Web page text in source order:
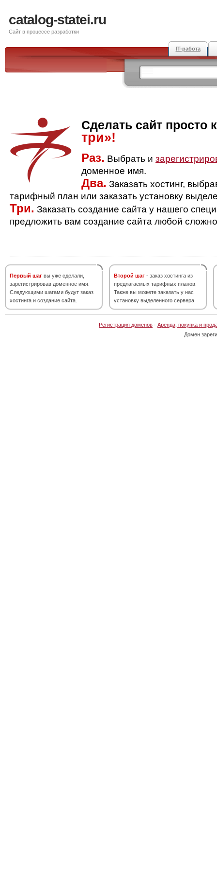
catalog-statei.ru
Сайт в процессе разработки
IT-работа
Сделать сайт просто
три»!
Раз. Выбрать и
доменное имя.
Два. Заказать хостинг,
тарифный план или заказать установку
Три. Заказать создание сайта у нашего
предложить вам создание сайта любой
Первый шаг вы уже сделали,
зарегистрировав доменное имя.
Следующими шагами будут заказ
хостинга и создание сайта.
Второй шаг - заказ хостинга из
предлагаемых тарифных планов.
Также вы можете заказать у нас
установку выделенного сервера.
Регистрация доменов · Аренда, покупка и
Домен